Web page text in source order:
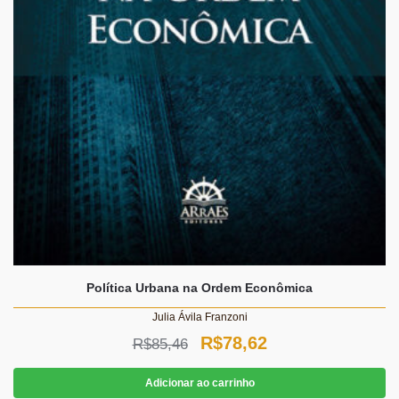
Política Urbana na Ordem Econômica
Julia Ávila Franzoni
R$85,46
O
preço
R$78,62O
preço
Adicionar ao carrinho